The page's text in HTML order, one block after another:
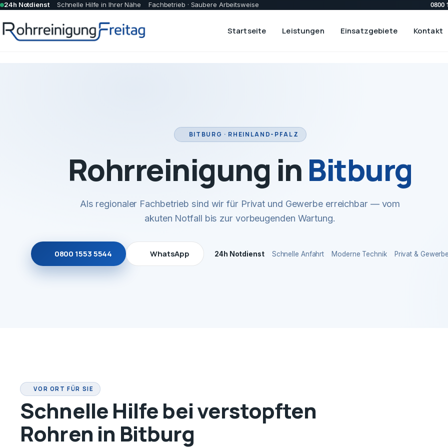
24h Notdienst Schnelle Hilfe in Ihrer Nähe Fachbetrieb · Saubere Arbeitsweise 0800
Startseite Leistungen Einsatzgebiete Kontakt
BITBURG · RHEINLAND-PFALZ
Rohrreinigung inBitburg
Als regionaler Fachbetrieb sind wir für Privat und Gewerbe erreichbar — vom
akuten Notfall bis zur vorbeugenden Wartung.
0800 1553 5544 WhatsApp 24h Notdienst Schnelle Anfahrt Moderne Technik Privat &
VOR ORT FÜR SIE
Schnelle Hilfe bei verstopften
Rohren in Bitburg